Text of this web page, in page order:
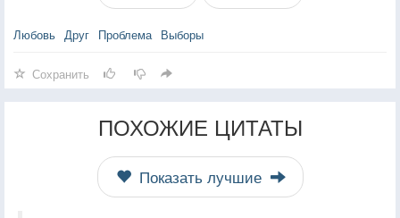
Любовь Друг Проблема Выборы
Сохранить
ПОХОЖИЕ ЦИТАТЫ
Показать лучшие